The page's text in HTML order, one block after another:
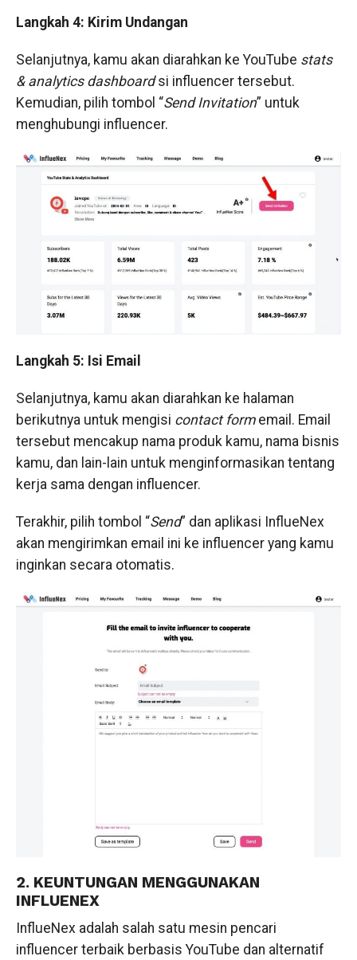
Langkah 4: Kirim Undangan
Selanjutnya, kamu akan diarahkan ke YouTube stats
& analytics dashboardsi influencer tersebut.
Kemudian, pilih tombol “Send Invitation” untuk
menghubungi influencer.
Langkah 5: Isi Email
Selanjutnya, kamu akan diarahkan ke halaman
berikutnya untuk mengisi contact formemail. Email
tersebut mencakup nama produk kamu, nama bisnis
kamu, dan lain-lain untuk menginformasikan tentang
kerja sama dengan influencer.
Terakhir, pilih tombol “Send” dan aplikasi InflueNex
akan mengirimkan email ini ke influencer yang kamu
inginkan secara otomatis.
2. KEUNTUNGAN MENGGUNAKAN
INFLUENEX
InflueNex adalah salah satu mesin pencari
influencer terbaik berbasis YouTube dan alternatif